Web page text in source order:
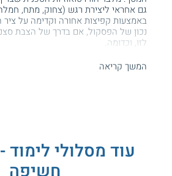
גם אחראי ליצירת רגש (צחוק, מתח,
באמצעות קפיצות אחורה וקדימה על ציר
נכון של הפסקול, אם בדרך של הצבת
לזו, וכדומה.
בית הספר לאמנויות התקשורת חשיפה
קהל היעד
לימודי עריכת וידאו ופוסט פרודקשן
המשך קריאה
עוד מסלולי